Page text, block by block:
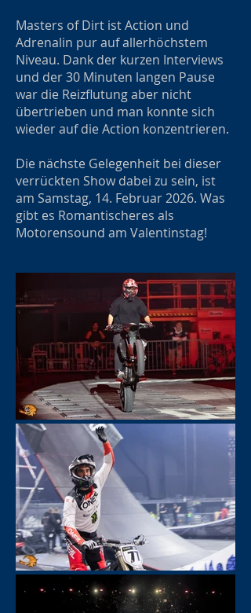
Masters of Dirt ist Action und
Adrenalin pur auf allerhöchstem
Niveau. Dank der kurzen Interviews
und der 30 Minuten langen Pause
war die Reizflutung aber nicht
übertrieben und man konnte sich
wieder auf die Action konzentrieren.
Die nächste Gelegenheit bei dieser
verrückten Show dabei zu sein, ist
am Samstag, 14. Februar 2026. Was
gibt es Romantischeres als
Motorensound am Valentinstag!